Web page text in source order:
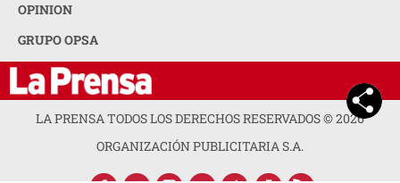
OPINION
GRUPO OPSA
LA PRENSA TODOS LOS DERECHOS RESERVADOS ©2026
ORGANIZACIÓN PUBLICITARIA S.A.